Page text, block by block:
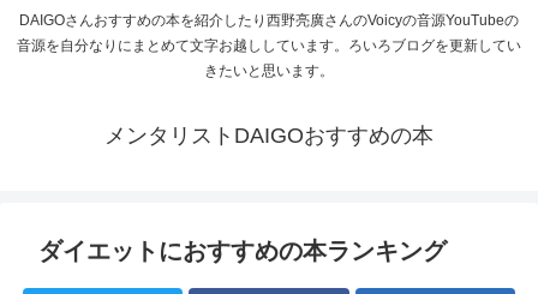
DAIGOさんおすすめの本を紹介したり西野亮廣さんのVoicyの音源YouTubeの
音源を自分なりにまとめて文字お越ししています。ろいろブログを更新してい
きたいと思います。
メンタリストDAIGOおすすめの本
ダイエットにおすすめの本ランキング